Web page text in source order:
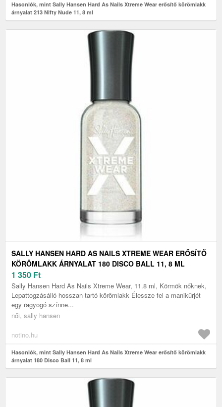
Hasonlók, mint Sally Hansen Hard As Nails Xtreme Wear erősítő körömlakk
árnyalat 213 Nifty Nude 11, 8 ml
SALLY HANSEN HARD AS NAILS XTREME WEAR ERŐSÍTŐ
KÖRÖMLAKK ÁRNYALAT 180 DISCO BALL 11, 8 ML
1 350 Ft
Sally Hansen Hard As Nails Xtreme Wear, 11.8 ml, Körmök nőknek,
Lepattogzásálló hosszan tartó körömlakk Élessze fel a manikűrjét
egy ragyogó színne...
női, sally hansen
notino.hu
Hasonlók, mint Sally Hansen Hard As Nails Xtreme Wear erősítő körömlakk
árnyalat 180 Disco Ball 11, 8 ml